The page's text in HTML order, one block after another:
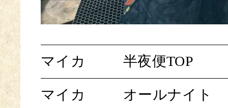
マイカ 半夜便TOP
マイカ
オールナイト